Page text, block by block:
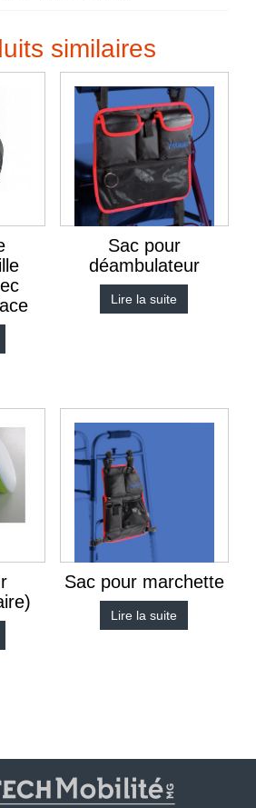
similaires
Sac pour
déambulateur
Lire la suite
Sac pour marchette
Lire la suite